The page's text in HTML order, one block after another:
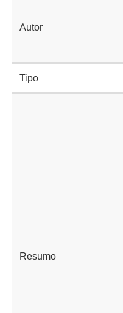
Autor
Tipo
Resumo